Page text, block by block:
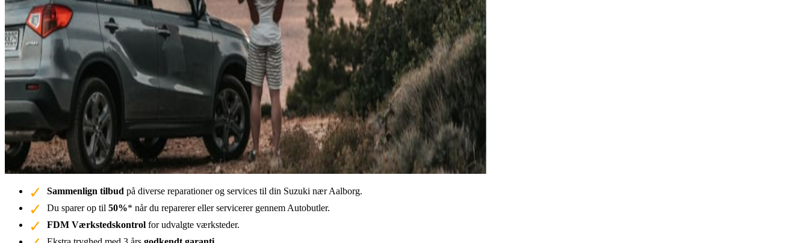
Sammenlign tilbud på diverse reparationer og services til din Suzuki nær Aalborg.
Du sparer op til 50%* når du reparerer eller servicerer gennem Autobutler.
FDM Værkstedskontrol for udvalgte værksteder.